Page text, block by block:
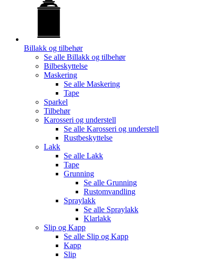
Billakk og tilbehør
Se alle Billakk og tilbehør
Bilbeskyttelse
Maskering
Se alle Maskering
Tape
Sparkel
Tilbehør
Karosseri og understell
Se alle Karosseri og understell
Rustbeskyttelse
Lakk
Se alle Lakk
Tape
Grunning
Se alle Grunning
Rustomvandling
Spraylakk
Se alle Spraylakk
Klarlakk
Slip og Kapp
Se alle Slip og Kapp
Kapp
Slip